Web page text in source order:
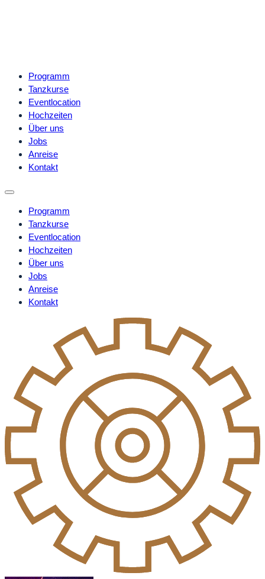
Programm
Tanzkurse
Eventlocation
Hochzeiten
Über uns
Jobs
Anreise
Kontakt
Programm
Tanzkurse
Eventlocation
Hochzeiten
Über uns
Jobs
Anreise
Kontakt